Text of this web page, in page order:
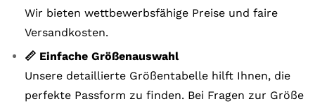
Wir bieten wettbewerbsfähige Preise und faire
Versandkosten.
📏 Einfache Größenauswahl
Unsere detaillierte Größentabelle hilft Ihnen, die
perfekte Passform zu finden. Bei Fragen zur Größe